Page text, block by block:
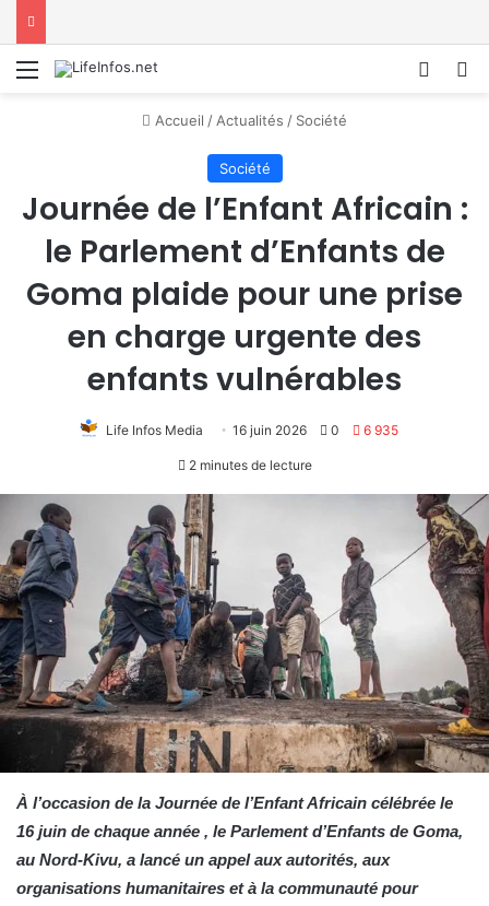
Menu
Accueil / Actualités / Société
Société
Journée de l’Enfant Africain :
le Parlement d’Enfants de
Goma plaide pour une prise
en charge urgente des
enfants vulnérables
Life Infos Media 16 juin 2026 0 6 935
2 minutes de lecture
À l’occasion de la Journée de l’Enfant Africain célébrée le
16 juin de chaque année , le Parlement d’Enfants de Goma,
au Nord-Kivu, a lancé un appel aux autorités, aux
organisations humanitaires et à la communauté pour